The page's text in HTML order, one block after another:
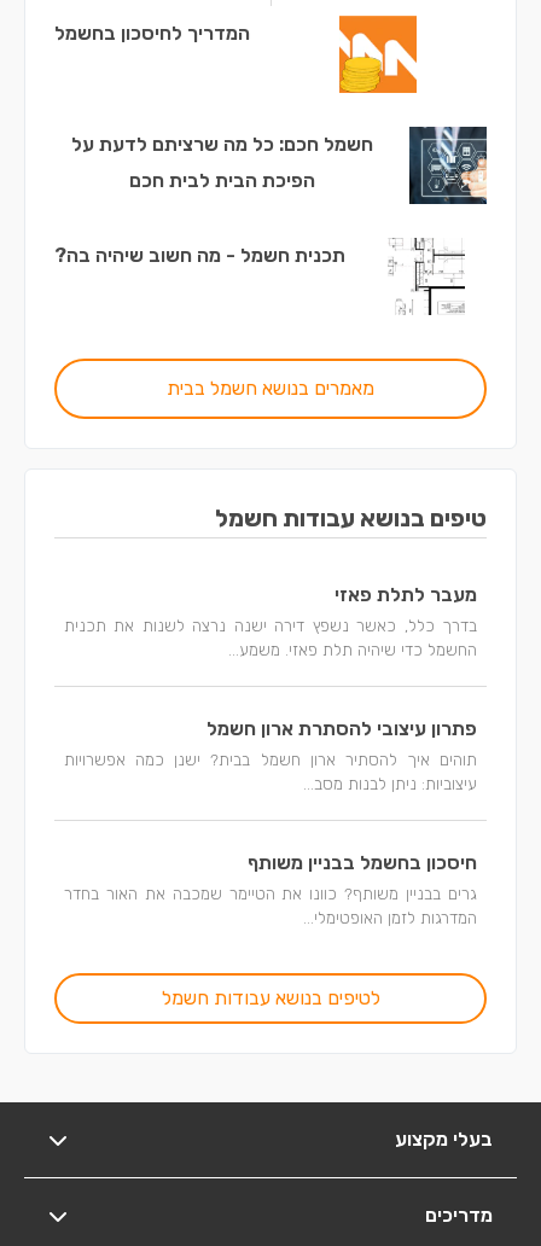
המדריך לחיסכון בחשמל
חשמל חכם: כל מה שרציתם לדעת על
הפיכת הבית לבית חכם
תכנית חשמל - מה חשוב שיהיה בה?
מאמרים בנושא חשמל בבית
טיפים בנושא עבודות חשמל
מעבר לתלת פאזי
בדרך כלל, כאשר נשפץ דירה ישנה נרצה לשנות את תכנית
החשמל כדי שיהיה תלת פאזי. משמע...
פתרון עיצובי להסתרת ארון חשמל
תוהים איך להסתיר ארון חשמל בבית? ישנן כמה אפשרויות
עיצוביות: ניתן לבנות מסב...
חיסכון בחשמל בבניין משותף
גרים בבניין משותף? כוונו את הטיימר שמכבה את האור בחדר
המדרגות לזמן האופטימלי...
לטיפים בנושא עבודות חשמל
בעלי מקצוע
מדריכים